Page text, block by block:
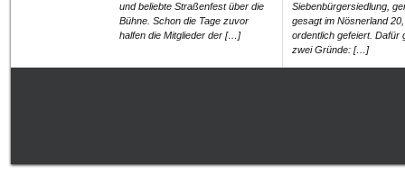
und beliebte Straßenfest über die
Bühne. Schon die Tage zuvor
halfen die Mitglieder der […]
Siebenbürgersiedlung,
gesagt im Nösnerland 20,
ordentlich gefeiert. Dafür
zwei Gründe: […]